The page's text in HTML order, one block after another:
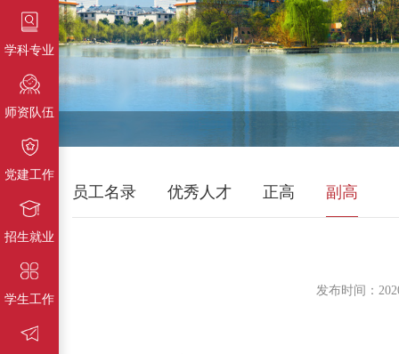
学科专业
师资队伍
党建工作
招生就业
学生工作
员工名录 优秀人才 正高 副高
发布时间：